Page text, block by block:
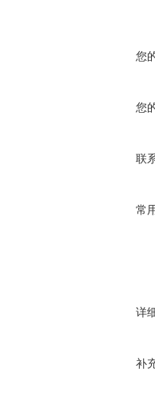
您
您
联
常
详
补